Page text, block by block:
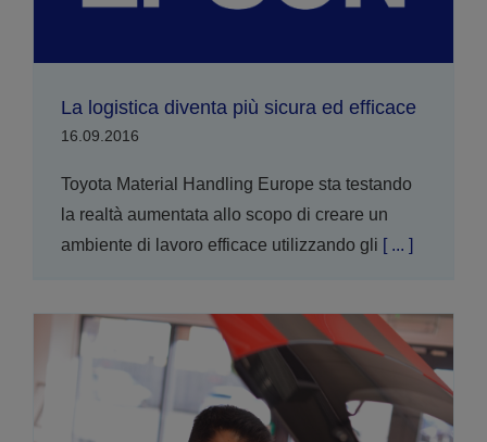
La logistica diventa più sicura ed efficace
16.09.2016
Toyota Material Handling Europe sta testando
la realtà aumentata allo scopo di creare un
ambiente di lavoro efficace utilizzando gli [ ... ]